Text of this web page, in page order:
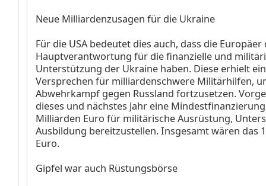
Neue Milliardenzusagen für die Ukraine
Für die USA bedeutet dies auch, dass die Europäer
Hauptverantwortung für die finanzielle und
Unterstützung der Ukraine haben. Diese erhielt
Versprechen für milliardenschwere Militärhilfen,
Abwehrkampf gegen Russland fortzusetzen.
dieses und nächstes Jahr eine
Milliarden Euro für militärische Ausrüstung,
Ausbildung bereitzustellen. Insgesamt wären das
Euro.
Gipfel war auch Rüstungsbörse